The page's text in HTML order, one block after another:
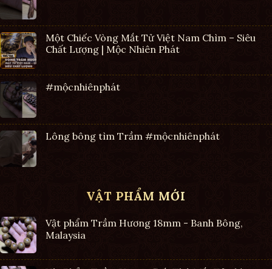
Một Chiếc Vòng Mắt Tử Việt Nam Chìm – Siêu
Chất Lượng | Mộc Nhiên Phát
#mộcnhiênphát
Lông bông tìm Trầm #mộcnhiênphát
VẬT PHẨM MỚI
Vật phẩm Trầm Hương 18mm - Banh Bông,
Malaysia